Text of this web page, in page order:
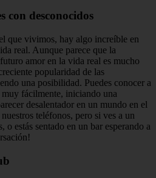
con desconocidos
que vivimos, hay algo increíble en
real. Aunque parece que la
amor en la vida real es mucho
popularidad de las
una posibilidad. Puedes conocer a
fácilmente, iniciando una
desalentador en un mundo en el
teléfonos, pero si ves a un
o estás sentado en un bar esperando a